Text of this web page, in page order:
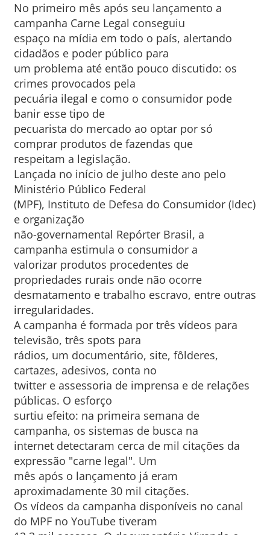
No primeiro mês após seu lançamento a
campanha Carne Legal conseguiu
espaço na mídia em todo o país, alertando
cidadãos e poder público para
um problema até então pouco discutido: os
crimes provocados pela
pecuária ilegal e como o consumidor pode
banir esse tipo de
pecuarista do mercado ao optar por só
comprar produtos de fazendas que
respeitam a legislação.
Lançada no início de julho deste ano pelo
Ministério Público Federal
(MPF), Instituto de Defesa do Consumidor (Idec)
e organização
não-governamental Repórter Brasil, a
campanha estimula o consumidor a
valorizar produtos procedentes de
propriedades rurais onde não ocorre
desmatamento e trabalho escravo, entre outras
irregularidades.
A campanha é formada por três vídeos para
televisão, três spots para
rádios, um documentário, site, fôlderes,
cartazes, adesivos, conta no
twitter e assessoria de imprensa e de relações
públicas. O esforço
surtiu efeito: na primeira semana de
campanha, os sistemas de busca na
internet detectaram cerca de mil citações da
expressão "carne legal". Um
mês após o lançamento já eram
aproximadamente 30 mil citações.
Os vídeos da campanha disponíveis no canal
do MPF no YouTube tiveram